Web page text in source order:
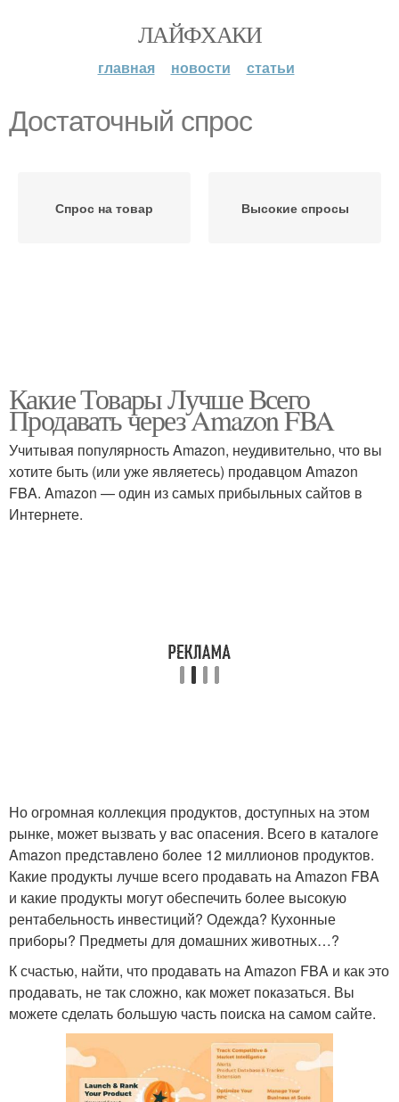
ЛАЙФХАКИ
главная новости статьи
Достаточный спрос
Спрос на товар Высокие спросы
Какие Товары Лучше Всего
Продавать через Amazon FBA
Учитывая популярность Amazon, неудивительно, что вы
хотите быть (или уже являетесь) продавцом Amazon
FBA. Amazon — один из самых прибыльных сайтов в
Интернете.
Но огромная коллекция продуктов, доступных на этом
рынке, может вызвать у вас опасения. Всего в каталоге
Amazon представлено более 12 миллионов продуктов.
Какие продукты лучше всего продавать на Amazon FBA
и какие продукты могут обеспечить более высокую
рентабельность инвестиций? Одежда? Кухонные
приборы? Предметы для домашних животных…?
К счастью, найти, что продавать на Amazon FBA и как это
продавать, не так сложно, как может показаться. Вы
можете сделать большую часть поиска на самом сайте.